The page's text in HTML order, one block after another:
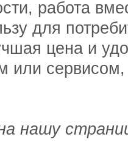
работа
для
цена и
или
нашу